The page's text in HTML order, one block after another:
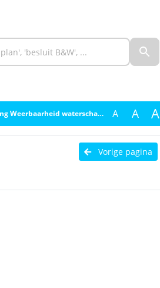
Weerbaarheid waterschappen A A A
Vorige pagina